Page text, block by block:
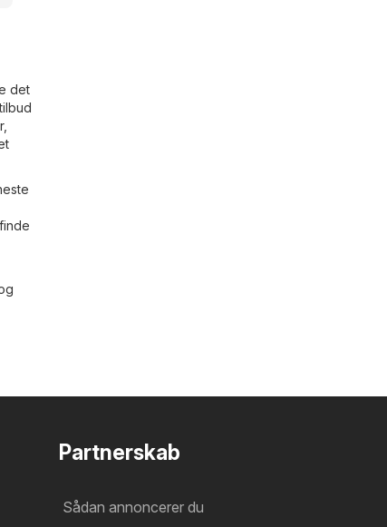
det
,
Partnerskab
Sådan annoncerer du